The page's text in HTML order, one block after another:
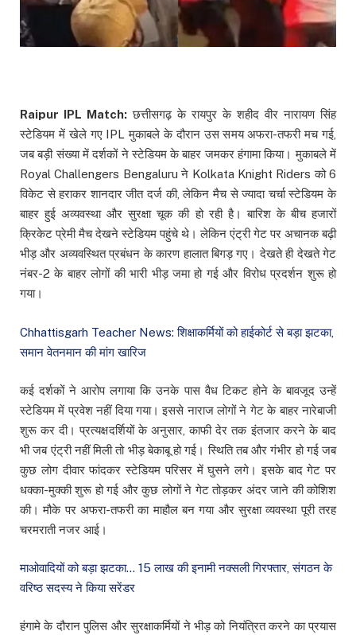
Raipur IPL Match: छत्तीसगढ़ के रायपुर के शहीद वीर नारायण सिंह
स्टेडियम में खेले गए IPL मुकाबले के दौरान उस समय अफरा-तफरी मच गई,
जब बड़ी संख्या में दर्शकों ने स्टेडियम के बाहर जमकर हंगामा किया। मुकाबले में
Royal Challengers Bengaluru ने Kolkata Knight Riders को 6
विकेट से हराकर शानदार जीत दर्ज की, लेकिन मैच से ज्यादा चर्चा स्टेडियम के
बाहर हुई अव्यवस्था और सुरक्षा चूक की हो रही है। बारिश के बीच हजारों
क्रिकेट प्रेमी मैच देखने स्टेडियम पहुंचे थे। लेकिन एंट्री गेट पर अचानक बढ़ी
भीड़ और अव्यवस्थित प्रबंधन के कारण हालात बिगड़ गए। देखते ही देखते गेट
नंबर-2 के बाहर लोगों की भारी भीड़ जमा हो गई और विरोध प्रदर्शन शुरू हो
गया।
Chhattisgarh Teacher News: शिक्षाकर्मियों को हाईकोर्ट से बड़ा झटका,
समान वेतनमान की मांग खारिज
कई दर्शकों ने आरोप लगाया कि उनके पास वैध टिकट होने के बावजूद उन्हें
स्टेडियम में प्रवेश नहीं दिया गया। इससे नाराज लोगों ने गेट के बाहर नारेबाजी
शुरू कर दी। प्रत्यक्षदर्शियों के अनुसार, काफी देर तक इंतजार करने के बाद
भी जब एंट्री नहीं मिली तो भीड़ बेकाबू हो गई।स्थिति तब और गंभीर हो गई जब
कुछ लोग दीवार फांदकर स्टेडियम परिसर में घुसने लगे। इसके बाद गेट पर
धक्का-मुक्की शुरू हो गई और कुछ लोगों ने गेट तोड़कर अंदर जाने की कोशिश
की। मौके पर अफरा-तफरी का माहौल बन गया और सुरक्षा व्यवस्था पूरी तरह
चरमराती नजर आई।
माओवादियों को बड़ा झटका… 15 लाख की इनामी नक्सली गिरफ्तार, संगठन के
वरिष्ठ सदस्य ने किया सरेंडर
हंगामे के दौरान पुलिस और सुरक्षाकर्मियों ने भीड़ को नियंत्रित करने का प्रयास